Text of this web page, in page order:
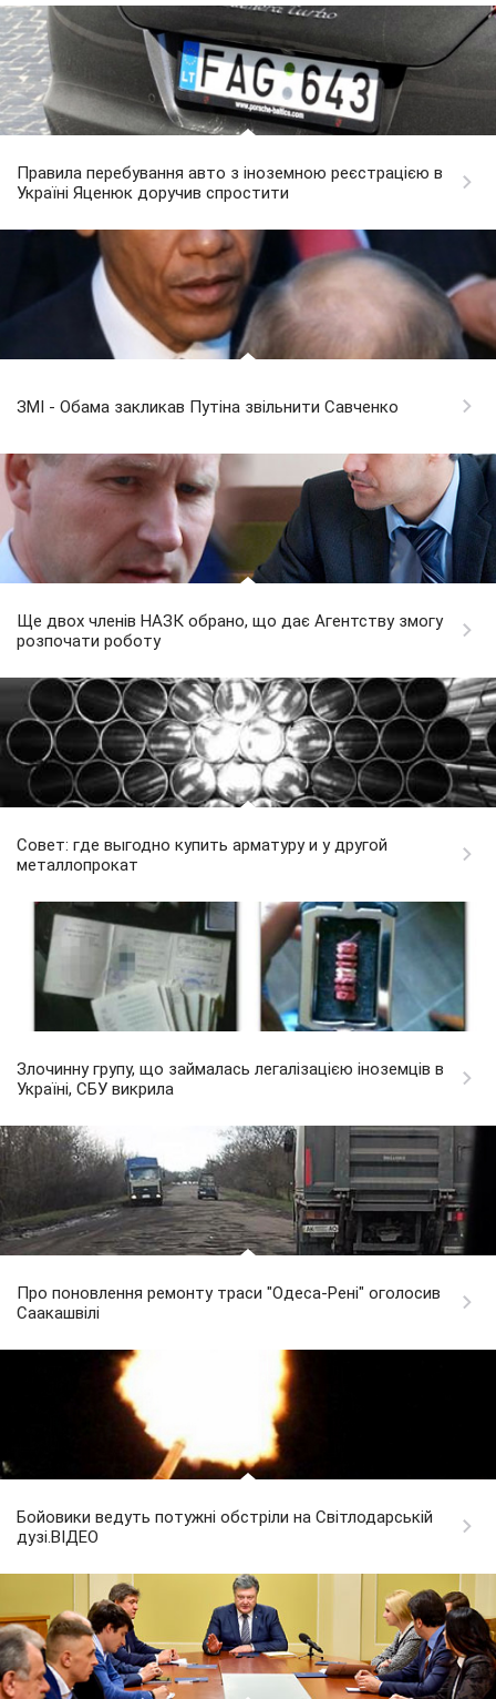
Правила перебування авто з іноземною реєстрацією в
Україні Яценюк доручив спростити
ЗМІ - Обама закликав Путіна звільнити Савченко
Ще двох членів НАЗК обрано, що дає Агентству змогу
розпочати роботу
Совет: где выгодно купить арматуру и у другой
металлопрокат
Злочинну групу, що займалась легалізацією іноземців в
Україні, СБУ викрила
Про поновлення ремонту траси "Одеса-Рені" оголосив
Саакашвілі
Бойовики ведуть потужні обстріли на Світлодарській
дузі.ВІДЕО